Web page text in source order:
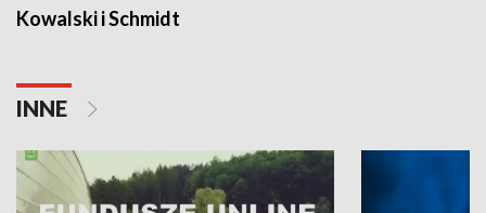
Kowalski i Schmidt
INNE